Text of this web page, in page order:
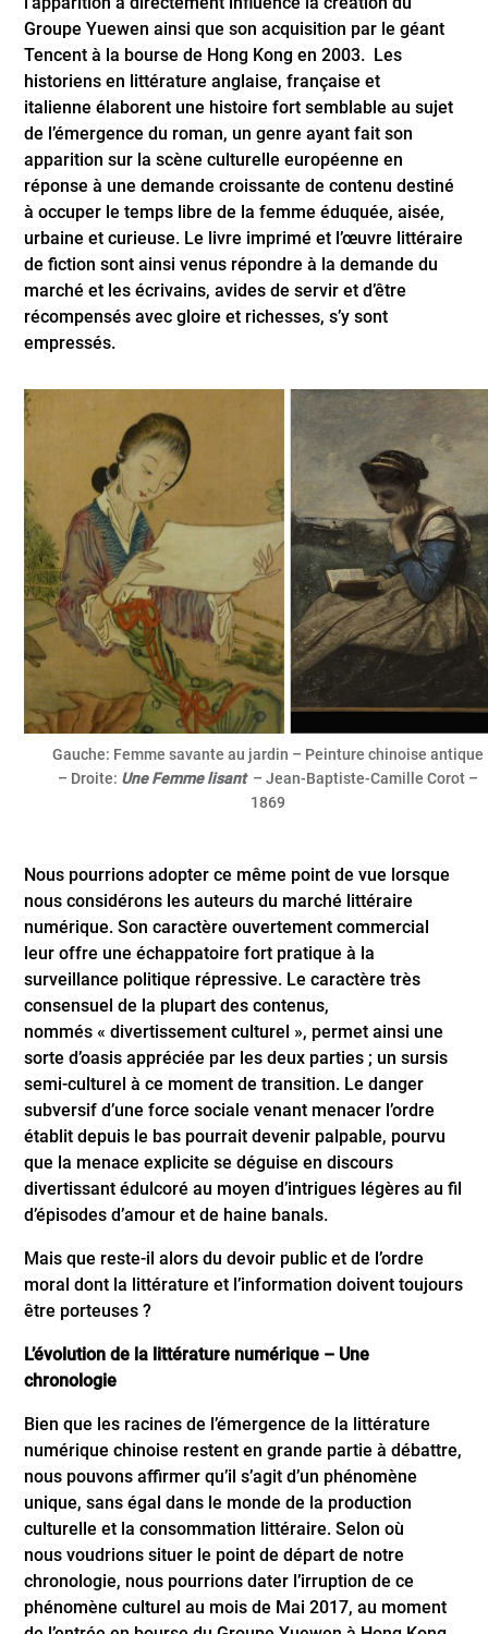
Groupe Yuewen ainsi que son acquisition par le géant
Tencent à la bourse de Hong Kong en 2003. Les
historiens en littérature anglaise, française et
italienne élaborent une histoire fort semblable au sujet
de l’émergence du roman, un genre ayant fait son
apparition sur la scène culturelle européenne en
réponse à une demande croissante de contenu destiné
à occuper le temps libre de la femme éduquée, aisée,
urbaine et curieuse. Le livre imprimé et l’œuvre littéraire
de fiction sont ainsi venus répondre à la demande du
marché et les écrivains, avides de servir et d’être
récompensés avec gloire et richesses, s’y sont
empressés.
Gauche: Femme savante au jardin – Peinture chinoise antique
– Droite: Une Femme lisant– Jean-Baptiste-Camille Corot –
1869
Nous pourrions adopter ce même point de vue lorsque
nous considérons les auteurs du marché littéraire
numérique. Son caractère ouvertement commercial
leur offre une échappatoire fort pratique à la
surveillance politique répressive. Le caractère très
consensuel de la plupart des contenus,
nommés « divertissement culturel », permet ainsi une
sorte d’oasis appréciée par les deux parties ; un sursis
semi-culturel à ce moment de transition. Le danger
subversif d’une force sociale venant menacer l’ordre
établit depuis le bas pourrait devenir palpable, pourvu
que la menace explicite se déguise en discours
divertissant édulcoré au moyen d’intrigues légères au fil
d’épisodes d’amour et de haine banals.
Mais que reste-il alors du devoir public et de l’ordre
moral dont la littérature et l’information doivent toujours
être porteuses ?
L’évolution de la littérature numérique – Une
chronologie
Bien que les racines de l’émergence de la littérature
numérique chinoise restent en grande partie à débattre,
nous pouvons affirmer qu’il s’agit d’un phénomène
unique, sans égal dans le monde de la production
culturelle et la consommation littéraire. Selon où
nous voudrions situer le point de départ de notre
chronologie, nous pourrions dater l’irruption de ce
phénomène culturel au mois de Mai 2017, au moment